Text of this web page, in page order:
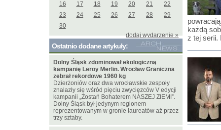
każdą
z tej serii.
16
17 18 19 20 21
22
23
24 25 26 27 28
29
30
dodaj wydarzenie »
Ostatnio dodane artykuły:
Dolny Śląsk zdominował ekologiczną
kampanię Leroy Merlin. Wrocław Graniczna
zebrał rekordowe 1960 kg
Dzierżoniów oraz dwa wrocławskie zespoły
znalazły się wśród pięciu zwycięzców V edycji
kampanii „Zostań Bohaterem NASZEJ ZIEMI”.
Dolny Śląsk był jedynym regionem
reprezentowanym w gronie laureatów aż przez
trzy sztaby.